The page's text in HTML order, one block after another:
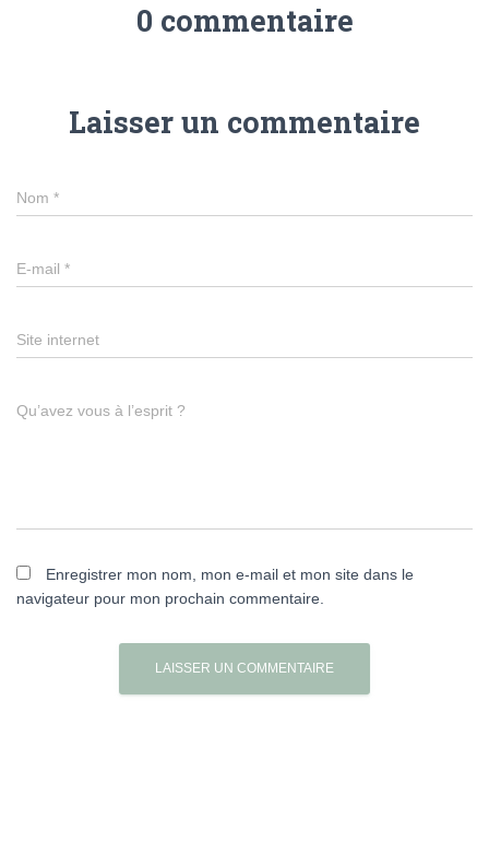
0 commentaire
Laisser un commentaire
Nom *
E-mail *
Site internet
Qu’avez vous à l’esprit ?
Enregistrer mon nom, mon e-mail et mon site dans le
navigateur pour mon prochain commentaire.